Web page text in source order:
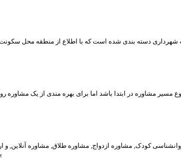
مسیر مشاوره در ابتدا باشد اما برای بهره مندی از یک